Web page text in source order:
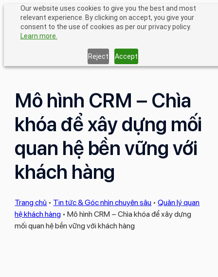
Our website uses cookies to give you the best and most
relevant experience. By clicking on accept, you give your
consent to the use of cookies as per our privacy policy.
Learn more.
Reject Accept
Chuyển
Mô hình CRM – Chìa
khóa để xây dựng mối
quan hệ bền vững với
khách hàng
Trang chủ • Tin tức & Góc nhìn chuyên sâu •Quản lý quan
hệ khách hàng •Mô hình CRM – Chìa khóa để xây dựng
mối quan hệ bền vững với khách hàng